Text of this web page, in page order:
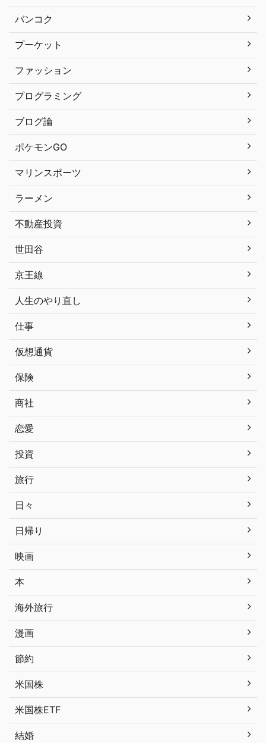
バンコク
プーケット
ファッション
プログラミング
ブログ論
ポケモンGO
マリンスポーツ
ラーメン
不動産投資
世田谷
京王線
人生のやり直し
仕事
仮想通貨
保険
商社
恋愛
投資
旅行
日々
日帰り
映画
本
海外旅行
漫画
節約
米国株
米国株ETF
結婚